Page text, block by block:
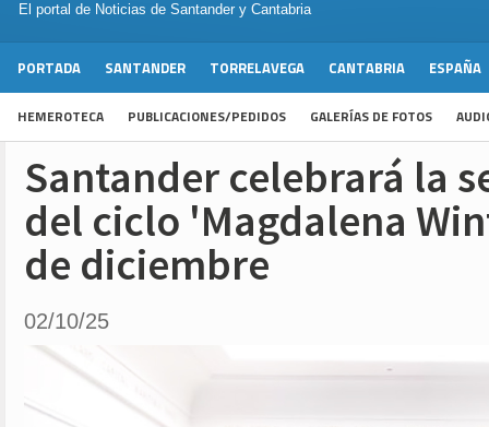
El portal de Noticias de Santander y Cantabria
PORTADA SANTANDER TORRELAVEGA CANTABRIA ESPAÑA
HEMEROTECA PUBLICACIONES/PEDIDOS GALERÍAS DE FOTOS
Santander celebrará la
del ciclo 'Magdalena
de diciembre
02/10/25